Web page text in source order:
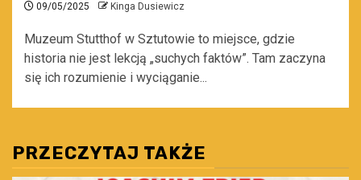
09/05/2025 Kinga Dusiewicz
Muzeum Stutthof w Sztutowie to miejsce, gdzie
historia nie jest lekcją „suchych faktów”. Tam zaczyna
się ich rozumienie i wyciąganie...
PRZECZYTAJ TAKŻE